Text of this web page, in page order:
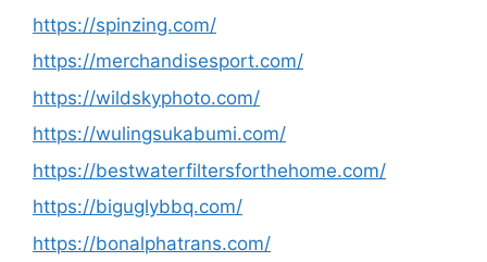
https://spinzing.com/
https://merchandisesport.com/
https://wildskyphoto.com/
https://wulingsukabumi.com/
https://bestwaterfiltersforthehome.com/
https://biguglybbq.com/
https://bonalphatrans.com/